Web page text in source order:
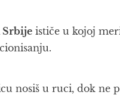
Srbije ističe u kojoj
nosiš u ruci, dok ne